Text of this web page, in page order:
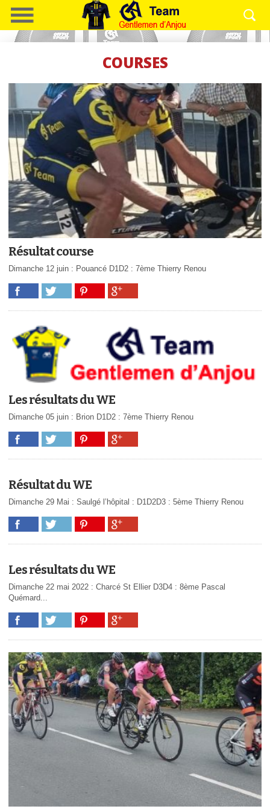
COURSES
Résultat course
Dimanche 12 juin : Pouancé D1D2 : 7ème Thierry Renou
Les résultats du WE
Dimanche 05 juin : Brion D1D2 : 7ème Thierry Renou
Résultat du WE
Dimanche 29 Mai : Saulgé l’hôpital : D1D2D3 : 5ème Thierry Renou
Les résultats du WE
Dimanche 22 mai 2022 : Charcé St Ellier D3D4 : 8ème Pascal
Quémard...